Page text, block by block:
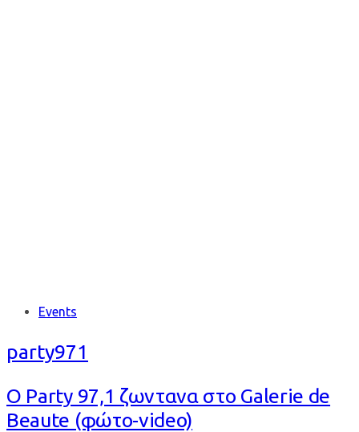
Tags Events
party971
Ο Party 97,1 ζωντανα στο Galerie de
Beaute (φώτο-video)